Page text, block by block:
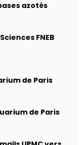
azotés
FNEB
de Paris
de Paris